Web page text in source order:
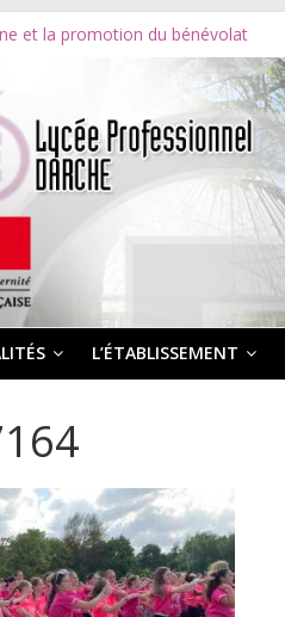
et la promotion du bénévolat
rentrée septembre 2026
d’adieux au Lycée Darche
en haut du podium
L’ÉTABLISSEMENT